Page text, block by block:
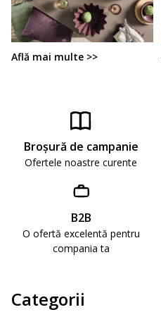
Află mai multe >>
Broşură de campanie
Ofertele noastre curente
B2B
O ofertă excelentă pentru
compania ta
Categorii